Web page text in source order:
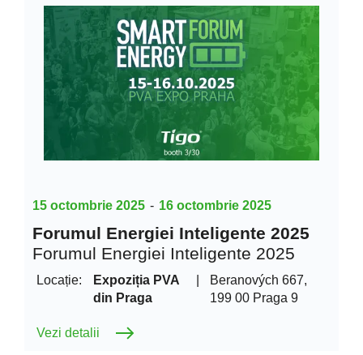
15 octombrie 2025 - 16 octombrie 2025
Forumul Energiei Inteligente 2025
Forumul Energiei Inteligente 2025
Locație:
Expoziția PVA
din Praga
Beranových 667,
199 00 Praga 9
Vezi detalii